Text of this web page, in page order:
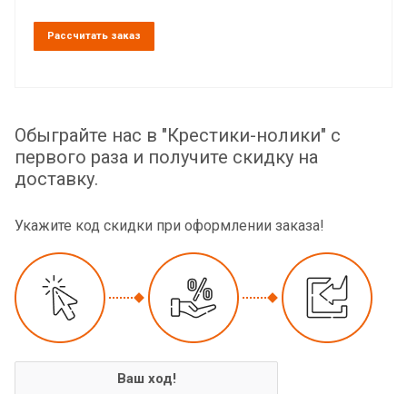
Рассчитать заказ
Обыграйте нас в "Крестики-нолики" с
первого раза и получите скидку на
доставку.
Укажите код скидки при оформлении заказа!
Ваш ход!